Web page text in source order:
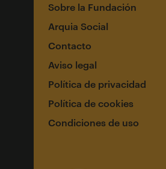
Sobre la Fundación
Arquia Social
Contacto
Aviso legal
Política de privacidad
Política de cookies
Condiciones de uso